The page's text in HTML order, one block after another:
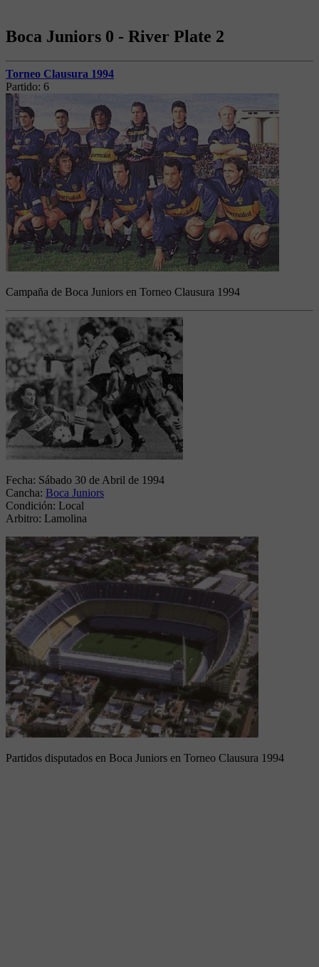
Boca Juniors 0 - River Plate 2
Torneo Clausura 1994
Partido: 6
Campaña de Boca Juniors en Torneo Clausura 1994
Fecha: Sábado 30 de Abril de 1994
Cancha: Boca Juniors
Condición: Local
Arbitro: Lamolina
Partidos disputados en Boca Juniors en Torneo Clausura 1994